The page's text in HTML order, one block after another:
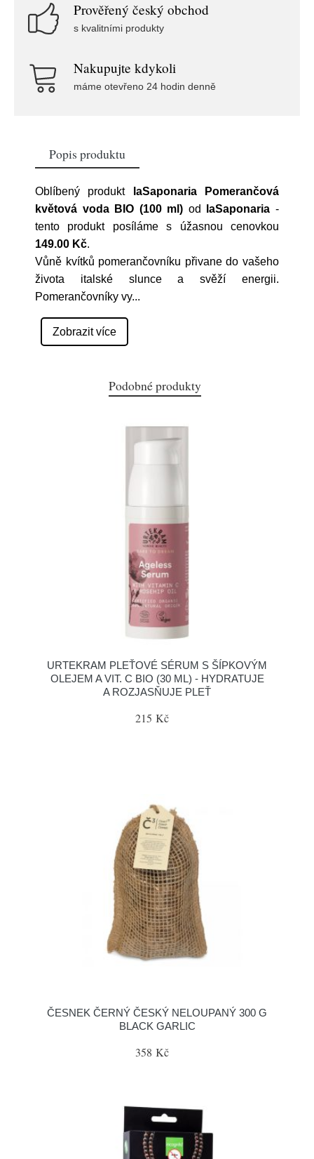
Prověřený český obchod
s kvalitními produkty
Nakupujte kdykoli
máme otevřeno 24 hodin denně
Popis produktu
Oblíbený produkt
laSaponaria Pomerančová
květová voda BIO (100 ml) od laSaponaria -
tento produkt posíláme s úžasnou cenovkou
149.00 Kč.
Vůně kvítků pomerančovníku přivane do vašeho
života italské slunce a svěží energii.
Pomerančovníky vy...
Zobrazit více
Podobné produkty
URTEKRAM PLEŤOVÉ SÉRUM S ŠÍPKOVÝM
OLEJEM A VIT. C BIO (30 ML) - HYDRATUJE
A ROZJASŇUJE PLEŤ
215 Kč
ČESNEK ČERNÝ ČESKÝ NELOUPANÝ 300 G
BLACK GARLIC
358 Kč